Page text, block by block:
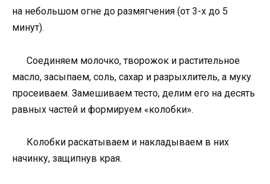
на небольшом огне до размягчения (от 3-х до 5
минут).
Соединяем молочко, творожок и растительное
масло, засыпаем, соль, сахар и разрыхлитель, а муку
просеиваем. Замешиваем тесто, делим его на десять
равных частей и формируем «колобки».
Колобки раскатываем и накладываем в них
начинку, защипнув края.